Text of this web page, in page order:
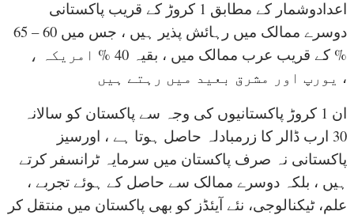
اعدادوشمار کے مطابق 1 کروڑ کے قریب پاکستانی
دوسرے ممالک میں رہائش پذیر ہیں ، جس میں 60 – 65
% کے قریب عرب ممالک میں ، بقیہ 40 % امریکہ ،
یورپ اور مشرق بعید میں رہتے ہیں ،
ان 1 کروڑ پاکستانیوں کی وجہ سے پاکستان کو سالانہ
30 ارب ڈالر کا زرمبادلہ حاصل ہوتا ہے ، اورسیز
پاکستانی نہ صرف پاکستان میں سرمایہ ٹرانسفر کرتے
ہیں ، بلکہ دوسرے ممالک سے حاصل کے ہوئے تجربے ،
علم، ٹیکنالوجی، نئے آیئڈز کو بھی پاکستان میں منتقل کر